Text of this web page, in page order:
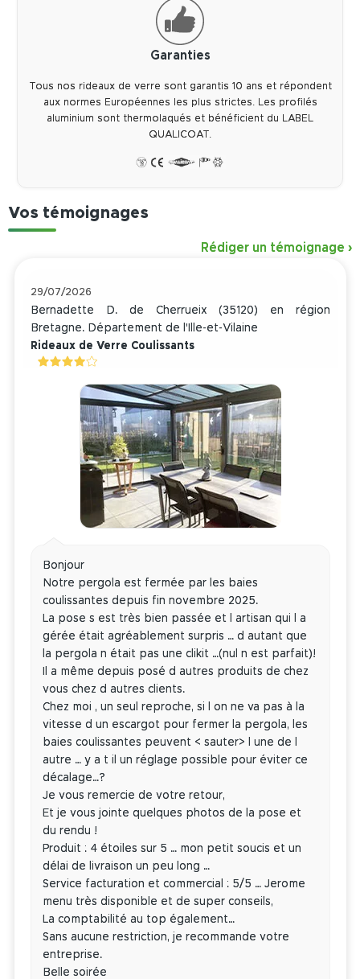
Garanties
Tous nos rideaux de verre sont garantis 10 ans et répondent
aux normes Européennes les plus strictes. Les profilés
aluminium sont thermolaqués et bénéficient du LABEL
QUALICOAT.
Vos témoignages
Rédiger un témoignage
29/07/2026
Bernadette D. de Cherrueix (35120) en région
Bretagne. Département de l'Ille-et-Vilaine
Rideaux de Verre Coulissants
Bonjour
Notre pergola est fermée par les baies
coulissantes depuis fin novembre 2025.
La pose s est très bien passée et l artisan qui l a
gérée était agréablement surpris … d autant que
la pergola n était pas une clikit …(nul n est parfait)!
Il a même depuis posé d autres produits de chez
vous chez d autres clients.
Chez moi , un seul reproche, si l on ne va pas à la
vitesse d un escargot pour fermer la pergola, les
baies coulissantes peuvent < sauter> l une de l
autre … y a t il un réglage possible pour éviter ce
décalage…?
Je vous remercie de votre retour,
Et je vous jointe quelques photos de la pose et
du rendu !
Produit : 4 étoiles sur 5 … mon petit soucis et un
délai de livraison un peu long …
Service facturation et commercial : 5/5 … Jerome
menu très disponible et de super conseils,
La comptabilité au top également…
Sans aucune restriction, je recommande votre
entreprise.
Belle soirée